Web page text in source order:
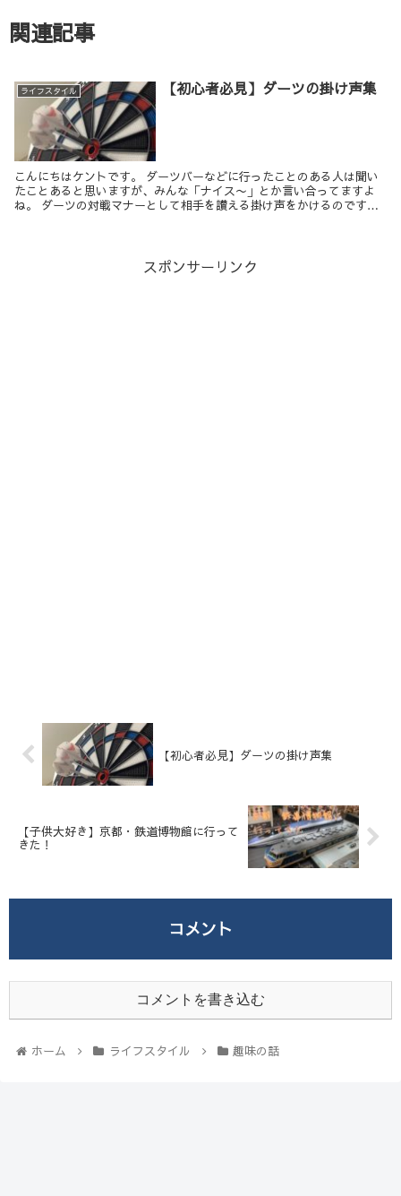
関連記事
ライフスタイル 【初心者必見】ダーツの掛け声集
こんにちはケントです。 ダーツバーなどに行ったことのある人は聞い
たことあると思いますが、みんな「ナイス〜」とか言い合ってますよ
ね。 ダーツの対戦マナーとして相手を讃える掛け声をかけるのです
スポンサーリンク
【初心者必見】ダーツの掛け声集
【子供大好き】京都・鉄道博物館に行って
きた！
コメント
コメントを書き込む
ホーム ライフスタイル 趣味の話